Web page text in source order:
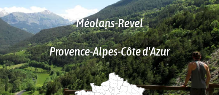
Méolans-Revel
Provence-Alpes-Côte d'Azur